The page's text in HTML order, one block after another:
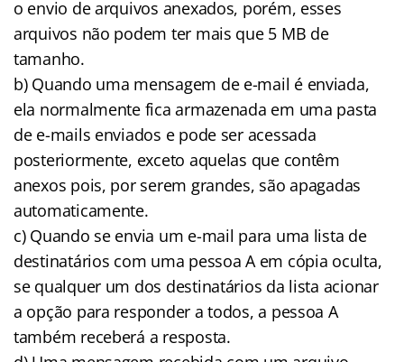
o envio de arquivos anexados, porém, esses
arquivos não podem ter mais que 5 MB de
tamanho.
b) Quando uma mensagem de e-mail é enviada,
ela normalmente fica armazenada em uma pasta
de e-mails enviados e pode ser acessada
posteriormente, exceto aquelas que contêm
anexos pois, por serem grandes, são apagadas
automaticamente.
c) Quando se envia um e-mail para uma lista de
destinatários com uma pessoa A em cópia oculta,
se qualquer um dos destinatários da lista acionar
a opção para responder a todos, a pessoa A
também receberá a resposta.